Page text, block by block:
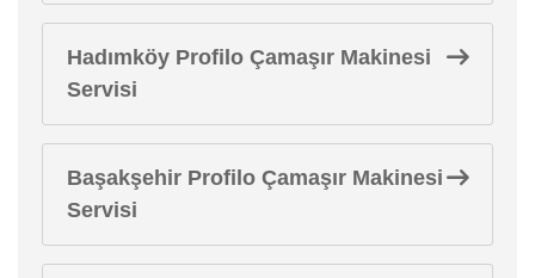
Hadımköy Profilo Çamaşır Makinesi
Servisi
Başakşehir Profilo Çamaşır Makinesi
Servisi